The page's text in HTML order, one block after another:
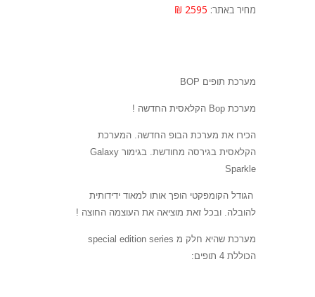
מחיר באתר: 2595 ₪
מערכת תופים BOP
מערכת Bop הקלאסית החדשה !
הכירו את מערכת הבופ החדשה. המערכת
הקלאסית בגירסה מחודשת. בגימור Galaxy
Sparkle
הגודל הקומפקטי הופך אותו למאוד ידידותית
להובלה. ובכל זאת מוציאה את העוצמה החוצה !
מערכת שהיא חלק מ special edition series
הכוללת 4 תופים: